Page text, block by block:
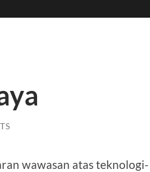
wawasan atas teknologi-